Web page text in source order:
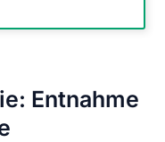
Entnahme